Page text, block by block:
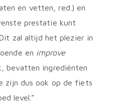
en vetten, red.) en
prestatie kunt
zal altijd het plezier in
en improve
bevatten ingrediënten
zijn dus ook op de fiets
level.”